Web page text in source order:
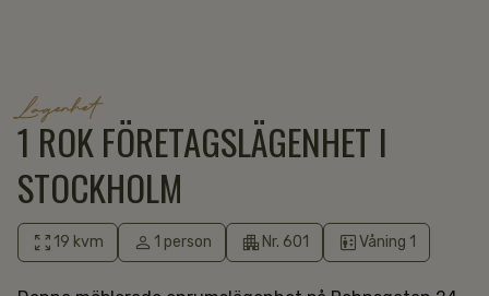
Lägenhet
1 ROK FÖRETAGS­LÄGENHET I
STOCKHOLM
19 kvm 1 person Nr. 601 Våning 1